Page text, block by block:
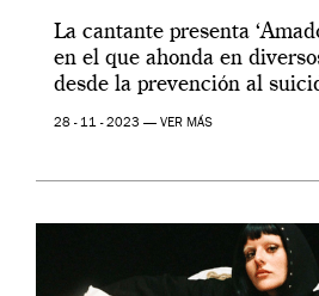
La cantante presenta
en el que ahonda en
desde la prevención al
28 - 11 - 2023 — VER MÁS